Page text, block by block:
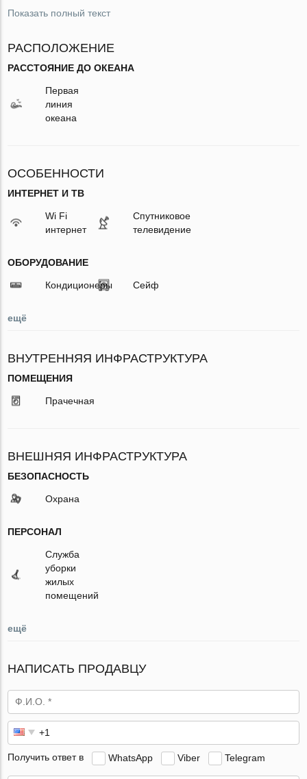
Показать полный текст
РАСПОЛОЖЕНИЕ
РАССТОЯНИЕ ДО ОКЕАНА
Первая
линия
океана
ОСОБЕННОСТИ
ИНТЕРНЕТ И ТВ
Wi Fi
интернет
Спутниковое
телевидение
ОБОРУДОВАНИЕ
Кондиционеры Сейф
ещё
ВНУТРЕННЯЯ ИНФРАСТРУКТУРА
ПОМЕЩЕНИЯ
Прачечная
ВНЕШНЯЯ ИНФРАСТРУКТУРА
БЕЗОПАСНОСТЬ
Охрана
ПЕРСОНАЛ
Служба
уборки
жилых
помещений
ещё
НАПИСАТЬ ПРОДАВЦУ
Получить ответ в WhatsApp Viber Telegram